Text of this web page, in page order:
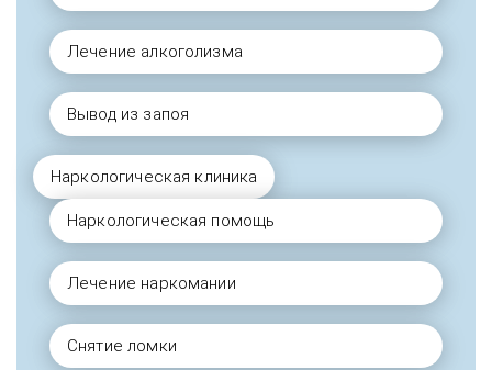
Лечение алкоголизма
Вывод из запоя
Наркологическая клиника
Наркологическая помощь
Лечение наркомании
Снятие ломки